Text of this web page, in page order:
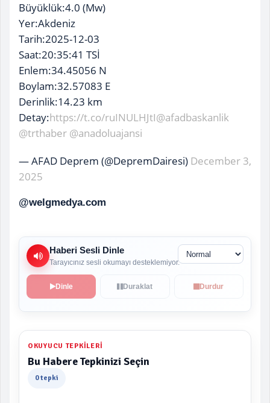
Büyüklük:4.0 (Mw)
Yer:Akdeniz
Tarih:2025-12-03
Saat:20:35:41 TSİ
Enlem:34.45056 N
Boylam:32.57083 E
Derinlik:14.23 km
Detay:https://t.co/ruINULHJtI@afadbaskanlik
@trthaber @anadoluajansi
— AFAD Deprem (@DepremDairesi) December 3,
2025
@welgmedya.com
Haberi Sesli Dinle
Tarayıcınız sesli okumayı desteklemiyor.
Dinle Duraklat Durdur
OKUYUCU TEPKILERI
Bu Habere Tepkinizi Seçin
0 tepki